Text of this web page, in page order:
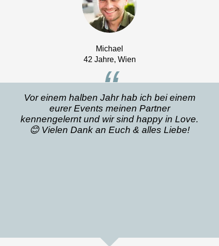
Michael
42 Jahre, Wien
“
Vor einem halben Jahr hab ich bei einem
eurer Events meinen Partner
kennengelernt und wir sind happy in Love.
😊 Vielen Dank an Euch & alles Liebe!